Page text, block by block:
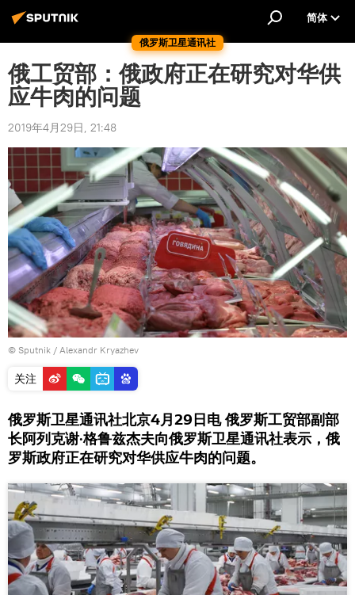
俄罗斯卫星通讯社
简体
俄工贸部：俄政府正在研究对华供
应牛肉的问题
2019年4月29日, 21:48
© Sputnik / Alexandr Kryazhev
关注
俄罗斯卫星通讯社北京4月29日电 俄罗斯工贸部副部
长阿列克谢·格鲁兹杰夫向俄罗斯卫星通讯社表示，俄
罗斯政府正在研究对华供应牛肉的问题。